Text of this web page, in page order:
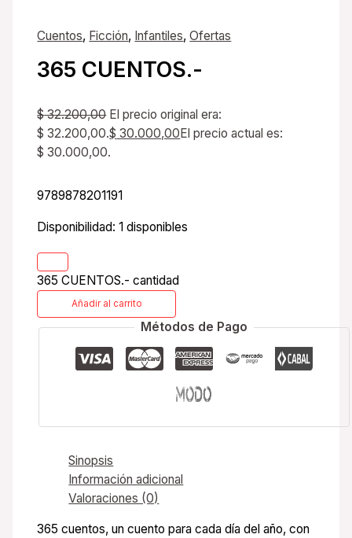
Cuentos, Ficción, Infantiles,Ofertas
365 CUENTOS.-
$32.200,00 El precio original era:
$ 32.200,00.$ 30.000,00El precio actual es:
$ 30.000,00.
9789878201191
Disponibilidad: 1 disponibles
365 CUENTOS.- cantidad
Añadir al carrito
Métodos de Pago
Sinopsis
Información adicional
Valoraciones (0)
365 cuentos, un cuento para cada día del año, con